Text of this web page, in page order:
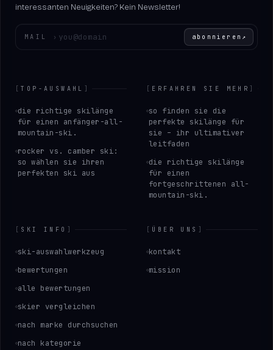
interessanten Neuigkeiten? Kein Newsletter!
MAIL › abonnieren ↗
[TOP-AUSWAHL ]
die richtige skilänge
für einen anfänger-all-
mountain-ski.
rocker vs. camber ski:
so wählen sie ihren
perfekten ski aus
[ ERFAHREN SIE MEHR ]
so finden sie die
perfekte skilänge für
sie – ihr ultimativer
leitfaden
die richtige skilänge
für einen
fortgeschrittenen all-
mountain-ski.
[ SKI INFO ]
ski-auswahlwerkzeug
bewertungen
alle bewertungen
skier vergleichen
nach marke durchsuchen
nach kategorie
[ ÜBER UNS ]
kontakt
mission